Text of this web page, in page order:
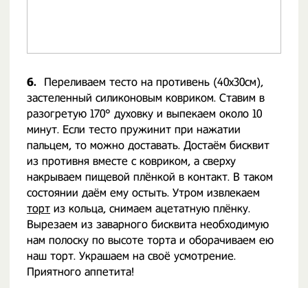
6.
Переливаем тесто на противень (40x30см),
застеленный силиконовым ковриком. Ставим в
разогретую 170° духовку и выпекаем около 10
минут. Если тесто пружинит при нажатии
пальцем, то можно доставать. Достаём бисквит
из противня вместе с ковриком, а сверху
накрываем пищевой плёнкой в контакт. В таком
состоянии даём ему остыть. Утром извлекаем
торт из кольца, снимаем ацетатную плёнку.
Вырезаем из заварного бисквита необходимую
нам полоску по высоте торта и оборачиваем ею
наш торт. Украшаем на своё усмотрение.
Приятного аппетита!